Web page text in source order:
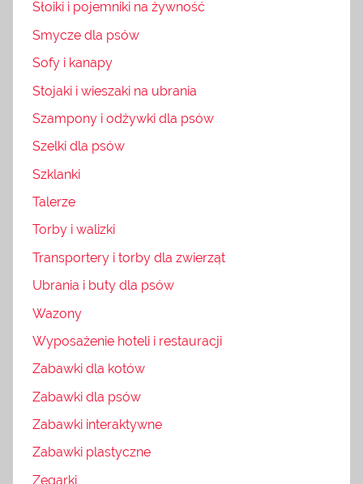
Słoiki i pojemniki na żywność
Smycze dla psów
Sofy i kanapy
Stojaki i wieszaki na ubrania
Szampony i odżywki dla psów
Szelki dla psów
Szklanki
Talerze
Torby i walizki
Transportery i torby dla zwierząt
Ubrania i buty dla psów
Wazony
Wyposażenie hoteli i restauracji
Zabawki dla kotów
Zabawki dla psów
Zabawki interaktywne
Zabawki plastyczne
Zegarki